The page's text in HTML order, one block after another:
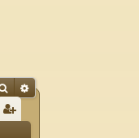
SucheErweiterte Suche